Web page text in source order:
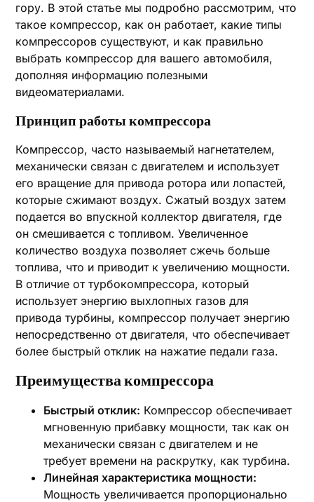
гору. В этой статье мы подробно рассмотрим, что
такое компрессор, как он работает, какие типы
компрессоров существуют, и как правильно
выбрать компрессор для вашего автомобиля,
дополняя информацию полезными
видеоматериалами.
Принцип работы компрессора
Компрессор, часто называемый нагнетателем,
механически связан с двигателем и использует
его вращение для привода ротора или лопастей,
которые сжимают воздух. Сжатый воздух затем
подается во впускной коллектор двигателя, где
он смешивается с топливом. Увеличенное
количество воздуха позволяет сжечь больше
топлива, что и приводит к увеличению мощности.
В отличие от турбокомпрессора, который
использует энергию выхлопных газов для
привода турбины, компрессор получает энергию
непосредственно от двигателя, что обеспечивает
более быстрый отклик на нажатие педали газа.
Преимущества компрессора
Быстрый отклик: Компрессор обеспечивает
мгновенную прибавку мощности, так как он
механически связан с двигателем и не
требует времени на раскрутку, как турбина.
Линейная характеристика мощности:
Мощность увеличивается пропорционально